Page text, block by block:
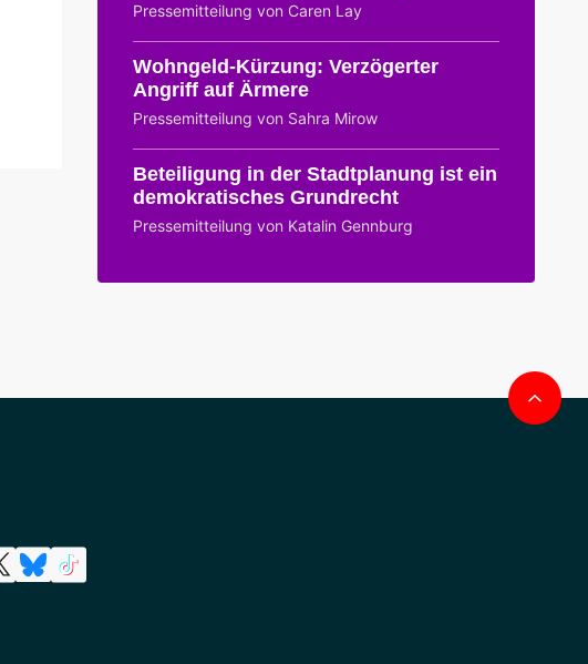
Pressemitteilung von Caren Lay
Wohngeld-Kürzung: Verzögerter
Angriff auf Ärmere
Pressemitteilung von Sahra Mirow
Beteiligung in der Stadtplanung ist ein
demokratisches Grundrecht
Pressemitteilung von Katalin Gennburg